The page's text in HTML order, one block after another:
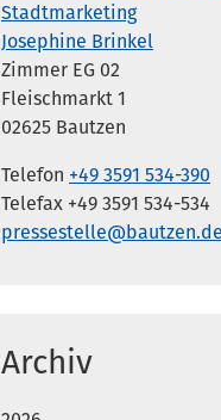
Stadtmarketing
Josephine Brinkel
Zimmer EG 02
Fleischmarkt 1
02625 Bautzen
Telefon +49 3591 534-390
Telefax +49 3591 534-534
pressestelle@bautzen.de
Archiv